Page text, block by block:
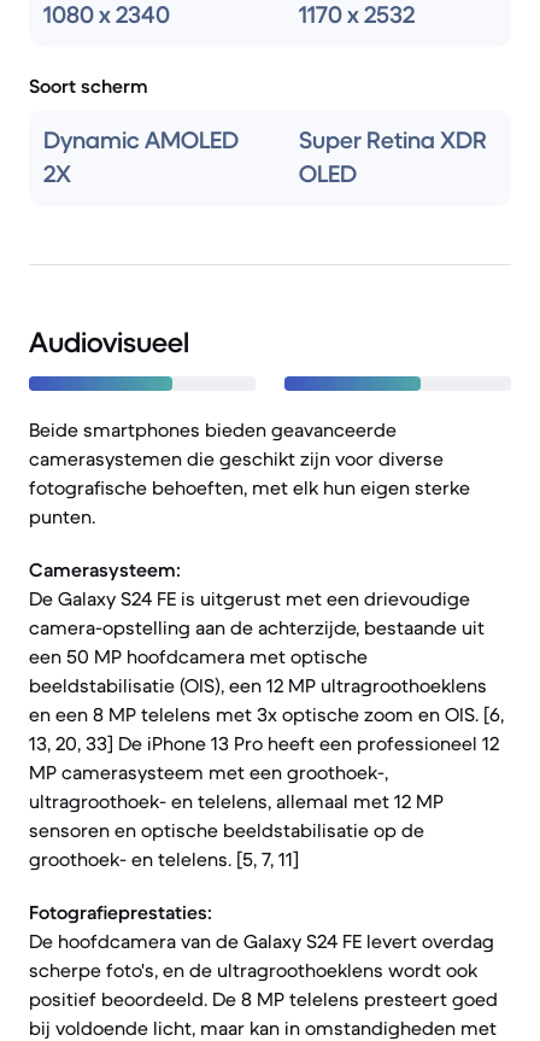
1080 x 2340 1170 x 2532
Soort scherm
Dynamic AMOLED
2X
Super Retina XDR
OLED
Audiovisueel
Beide smartphones bieden geavanceerde
camerasystemen die geschikt zijn voor diverse
fotografische behoeften, met elk hun eigen sterke
punten.
Camerasysteem:
De Galaxy S24 FE is uitgerust met een drievoudige
camera-opstelling aan de achterzijde, bestaande uit
een 50 MP hoofdcamera met optische
beeldstabilisatie (OIS), een 12 MP ultragroothoeklens
en een 8 MP telelens met 3x optische zoom en OIS. [6,
13, 20, 33] De iPhone 13 Pro heeft een professioneel 12
MP camerasysteem met een groothoek-,
ultragroothoek- en telelens, allemaal met 12 MP
sensoren en optische beeldstabilisatie op de
groothoek- en telelens. [5, 7, 11]
Fotografieprestaties:
De hoofdcamera van de Galaxy S24 FE levert overdag
scherpe foto's, en de ultragroothoeklens wordt ook
positief beoordeeld. De 8 MP telelens presteert goed
bij voldoende licht, maar kan in omstandigheden met